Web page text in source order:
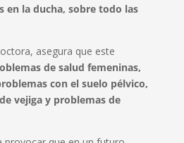
en la ducha, sobre todo las
asegura que este
de salud femeninas,
con el suelo pélvico,
vejiga y problemas de